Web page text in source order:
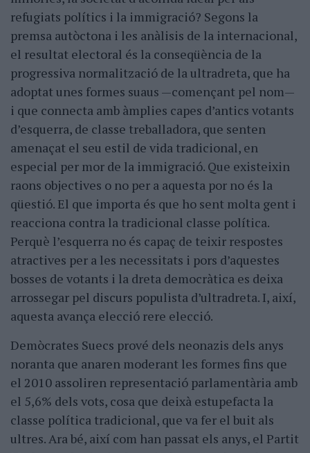
refugiats polítics i la immigració? Segons la
premsa autòctona i les anàlisis de la internacional,
el resultat electoral és la conseqüència de la
progressiva normalització de la ultradreta, que ha
adoptat unes formes suaus —començant pel nom—
i que connecta amb àmplies capes d’antics votants
d’esquerra, de classe treballadora, que senten
amenaçat el seu estil de vida tradicional, en
especial per mor de la immigració. Que existeixin
raons objectives o no per a aquesta por no és la
qüestió. El que importa és que ho sent molta gent i
reacciona contra la tradicional classe política.
Perquè l’esquerra no és capaç de teixir respostes
atractives per a les necessitats i pors d’aquestes
bosses de votants i la dreta democràtica es deixa
arrossegar pel discurs populista d’ultradreta. I, així,
aquesta avança elecció rere elecció.
Demòcrates Suecs prové dels neonazis dels anys
noranta que anaren moderant les formes fins que
el 2010 assoliren representació parlamentària amb
el 5,6% dels vots, cosa que deixà estupefacta la
classe política tradicional, que va fer el buit als
ultres. Ara bé, així com han passat els anys, el Partit